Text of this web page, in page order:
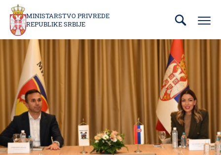
Prebaci
glavni
sadržaja
MINISTARSTVO PRIVREDE
REPUBLIKE SRBIJE